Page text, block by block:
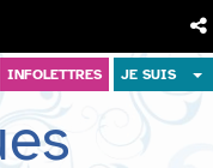
INFOLETTRES JE SUIS